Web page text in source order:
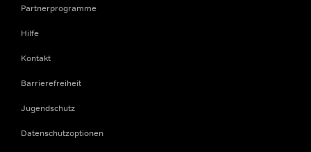
Partnerprogramme
Hilfe
Kontakt
Barrierefreiheit
Jugendschutz
Datenschutzoptionen